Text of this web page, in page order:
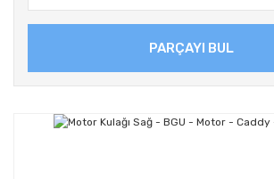
PARÇAYI BUL